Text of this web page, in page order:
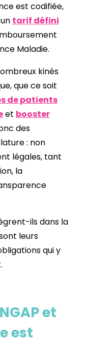
est codifiée,
tarif défini
Maladie.
kinés
que ce soit
de patients
et booster
des
: non
légales, tant
la
ils dans la
leurs
qui y
et
est